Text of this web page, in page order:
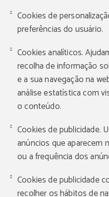
Cookies de
preferências do usuário.
Cookies analíticos.
recolha de informação
e a sua navegação na
análise estatística com
o conteúdo.
Cookies de publicidade.
anúncios que aparecem
ou a frequência dos
Cookies de publicidade
recolher os hábitos de